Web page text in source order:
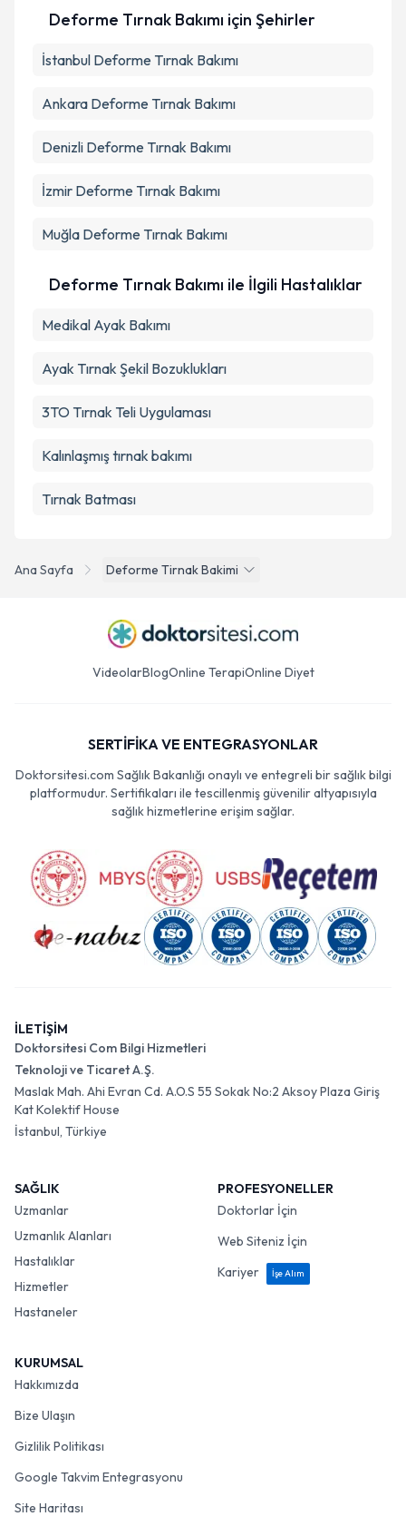
Metni'ni okudum ve kişisel verilerimin belirtilen
Ana Sayfa Deforme Tirnak Bakimi
Deforme Tırnak Bakımı için Şehirler
İstanbul Deforme Tırnak Bakımı
Ankara Deforme Tırnak Bakımı
Denizli Deforme Tırnak Bakımı
İzmir Deforme Tırnak Bakımı
Muğla Deforme Tırnak Bakımı
Deforme Tırnak Bakımı ile İlgili Hastalıklar
Medikal Ayak Bakımı
Ayak Tırnak Şekil Bozuklukları
3TO Tırnak Teli Uygulaması
Kalınlaşmış tırnak bakımı
Tırnak Batması
VideolarBlogOnline TerapiOnline Diyet
SERTİFİKA VE ENTEGRASYONLAR
Doktorsitesi.com Sağlık Bakanlığı onaylı ve entegreli bir sağlık bilgi
platformudur. Sertifikaları ile tescillenmiş güvenilir altyapısıyla
sağlık hizmetlerine erişim sağlar.
İLETİŞİM
Doktorsitesi Com Bilgi Hizmetleri
Teknoloji ve Ticaret A.Ş.
Maslak Mah. Ahi Evran Cd. A.O.S 55 Sokak No:2 Aksoy Plaza Giriş
Kat Kolektif House
İstanbul, Türkiye
SAĞLIK
Uzmanlar
Uzmanlık Alanları
Hastalıklar
Hizmetler
Hastaneler
PROFESYONELLER
Doktorlar İçin
Web Siteniz İçin
Kariyer
İşe Alım
KURUMSAL
Hakkımızda
Bize Ulaşın
Gizlilik Politikası
Google Takvim Entegrasyonu
Site Haritası